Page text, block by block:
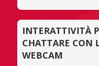
INTERATTIVITÀ
CHATTARE CON
WEBCAM